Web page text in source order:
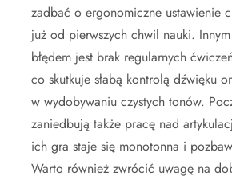
zadbać o ergonomiczne ustawienie
już od pierwszych chwil nauki.
błędem jest brak regularnych
co skutkuje słabą kontrolą dźwięku
w wydobywaniu czystych tonów.
zaniedbują także pracę nad
ich gra staje się monotonna i
Warto również zwrócić uwagę na